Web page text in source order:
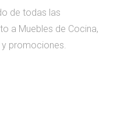
de todas las
a Muebles de Cocina,
promociones.